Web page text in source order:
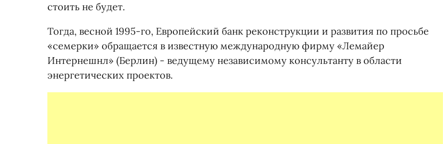
стоить не будет.
Тогда, весной 1995-го, Европейский банк реконструкции и развития по просьбе
«семерки» обращается в известную международную фирму «Лемайер
Интернешнл» (Берлин) - ведущему независимому консультанту в области
энергетических проектов.